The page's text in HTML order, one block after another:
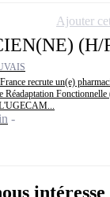
(H/
recrute un(e)
Réadaptation
Ajouter
intéresse